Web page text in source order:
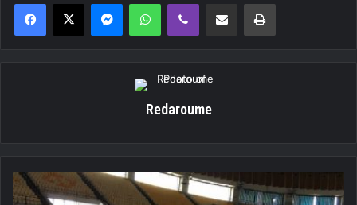
MessengerWhatsAppViber Κοινοποίηση μέσω ηλεκτρονικού ταχυδρομείουΕκτύπωση
Redaroume
Επέστρεψε
στα